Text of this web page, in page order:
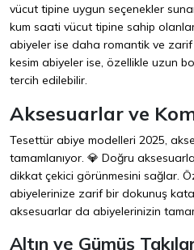
vücut tipine uygun seçenekler
kum saati vücut tipine sahip
abiyeler ise daha romantik ve zarif
kesim abiyeler ise, özellikle uzun
tercih edilebilir.
Aksesuarlar ve
Tesettür abiye modelleri 2025,
tamamlanıyor. 💎 Doğru
dikkat çekici görünmesini sağlar.
abiyelerinize zarif bir dokunuş
aksesuarlar da abiyelerinizin
Altın ve Gümüş